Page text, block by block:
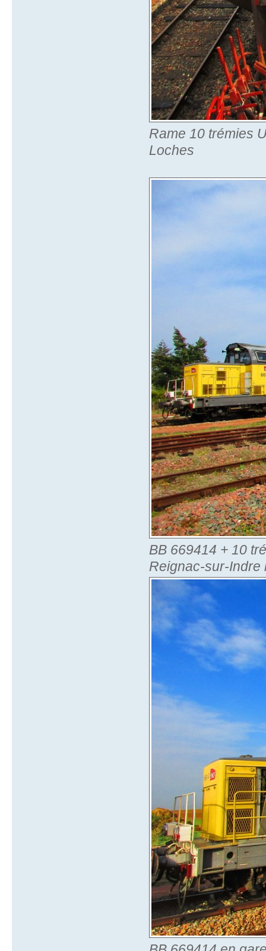
Rame 10 trémies
Loches
BB 669414 + 10
Reignac-sur-Indre